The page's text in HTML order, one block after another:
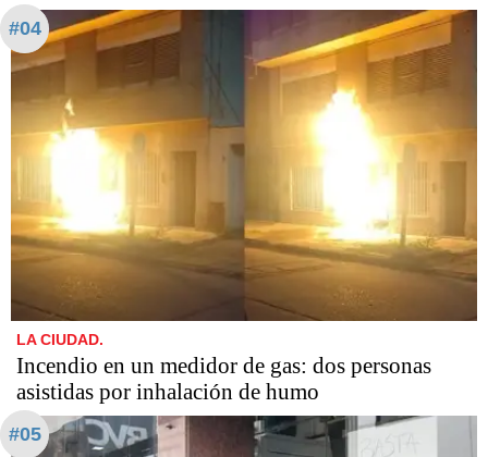
#04
LA CIUDAD.
Incendio en un medidor de gas: dos personas
asistidas por inhalación de humo
#05